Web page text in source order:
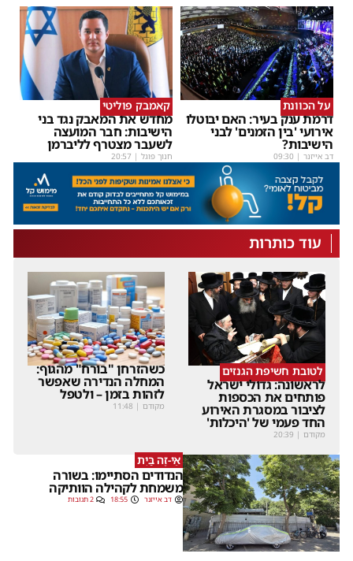
על הכוונת
דרמת ענק בעיר: האם יבוטלו
אירועי 'בין הזמנים' לבני
הישיבות?
דב אייזנר |
09:30
קאמבק פוליטי
מחדש את המאבק נגד בני
הישיבות: חבר המועצה
לשעבר מצטרף לליברמן
חנוך פוגל |
20:57
עוד כותרות
לטובת חשיפת הגנזים
לראשונה: גדולי ישראל
פותחים את הכספות
לציבור במסגרת האירוע
החד פעמי של 'היכלות'
מקודם |
20:39
כשהזרחן "בורח" מהגוף:
המחלה הנדירה שאפשר
לזהות בזמן – ולטפל
מקודם |
11:48
אֵי-זֶה בַּיִת
הנדודים הסתיימו: בשורה
משמחת לקהילה הוותיקה
דב אייזנר 18:55 2 תגובות